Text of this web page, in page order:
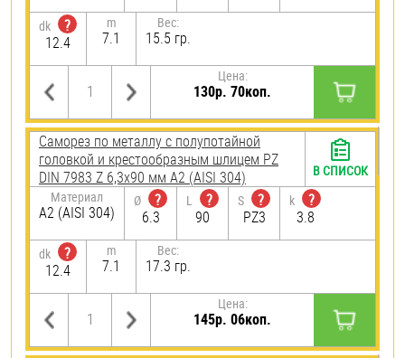
dk
?
12.4
m
7.1
Вес:
15.5 гр.
Цена:
130р. 70коп.
Саморез по металлу с полупотайной
головкой и крестообразным шлицем PZ
DIN 7983 Z 6,3х90 мм А2 (AISI 304)
Материал
А2 (AISI 304)
Ø
?
6.3
L
?
90
S
?
PZ3
k
?
3.8
dk
?
12.4
m
7.1
Вес:
17.3 гр.
Цена:
145р. 06коп.
В СПИСОК